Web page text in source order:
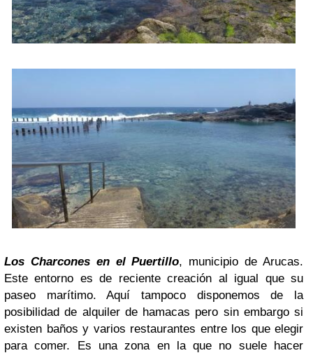
Los Charcones en el Puertillo, municipio de Arucas.
Este entorno es de reciente creación al igual que su
paseo marítimo. Aquí tampoco disponemos de la
posibilidad de alquiler de hamacas pero sin embargo si
existen baños y varios restaurantes entre los que elegir
para comer. Es una zona en la que no suele hacer